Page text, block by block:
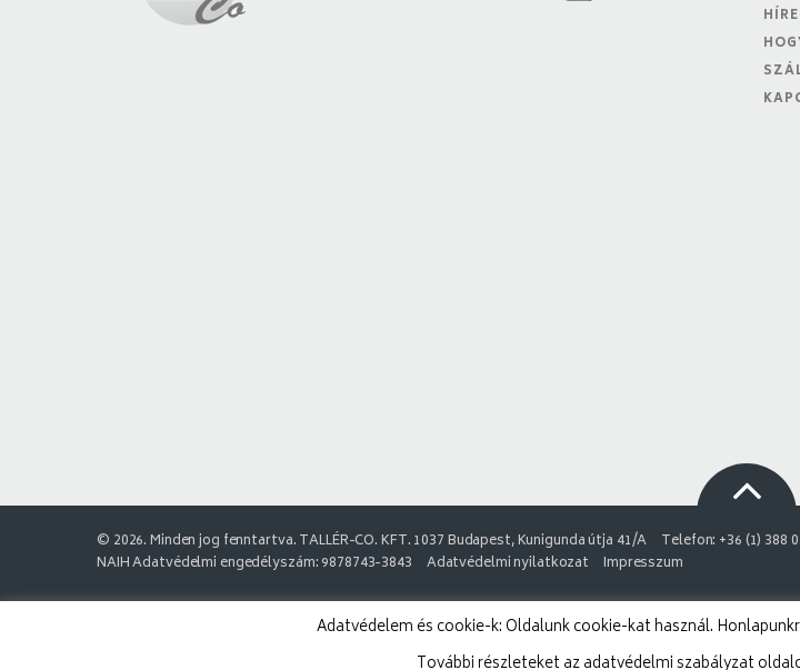
© 2026. Minden jog fenntartva. TALLÉR-CO. KFT. 1037 Budapest, Kunigunda útja 41/A Telefon: +36 (1) 388
NAIH Adatvédelmi engedélyszám: 9878743-3843
Adatvédelmi nyilatkozat Impresszum
Adatvédelem és cookie-k: Oldalunk cookie-kat használ.
További részleteket az adatvédelmi szabályzat